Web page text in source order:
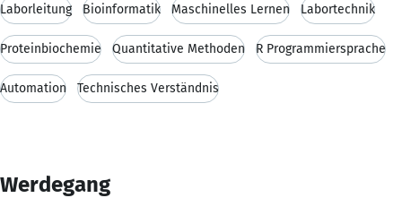
Laborleitung Bioinformatik Maschinelles Lernen Labortechnik
Proteinbiochemie Quantitative Methoden R Programmiersprache
Automation Technisches Verständnis
Werdegang